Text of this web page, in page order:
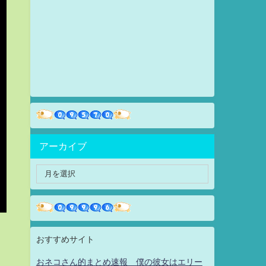
アーカイブ
おすすめサイト
おネコさん的まとめ速報 僕の彼女はエリー